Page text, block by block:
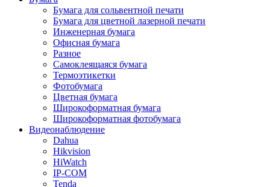
Бумага для сольвентной печати
Бумага для цветной лазерной печати
Инженерная бумага
Офисная бумага
Разное
Самоклеящаяся бумага
Термоэтикетки
Фотобумага
Цветная бумага
Широкоформатная бумага
Широкоформатная фотобумага
Видеонаблюдение
Dahua
Hikvision
HiWatch
IP-COM
Tenda